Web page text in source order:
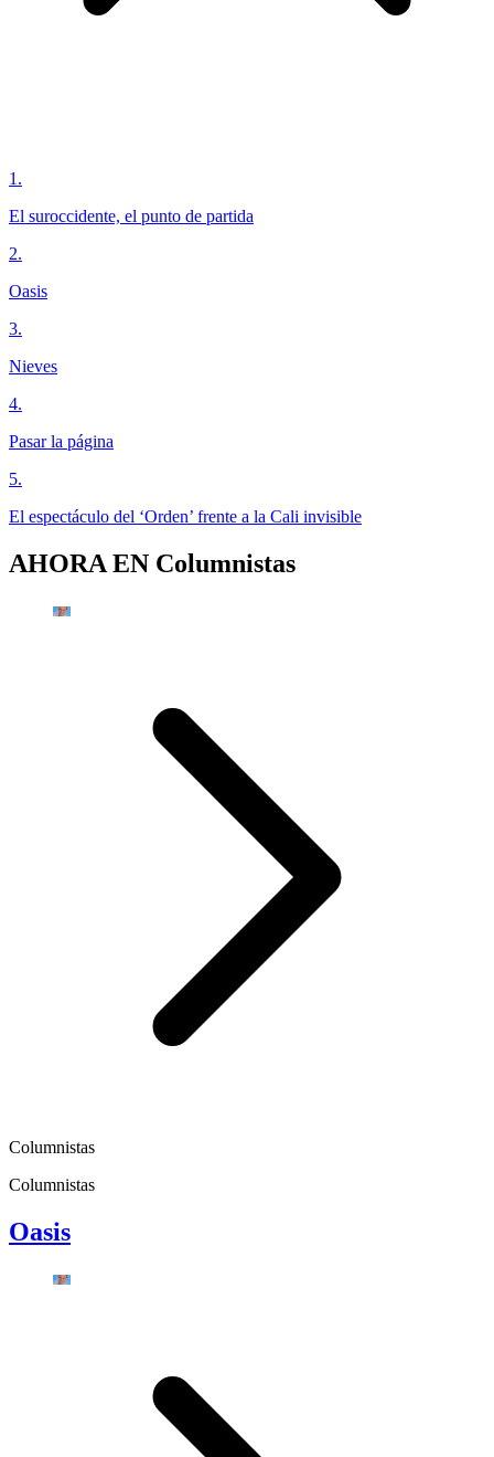
1 .
El suroccidente, el punto de partida
2.
Oasis
3.
Nieves
4.
Pasar la página
5.
El espectáculo del ‘Orden’ frente a la Cali invisible
AHORA EN Columnistas
Columnistas
Columnistas
Oasis